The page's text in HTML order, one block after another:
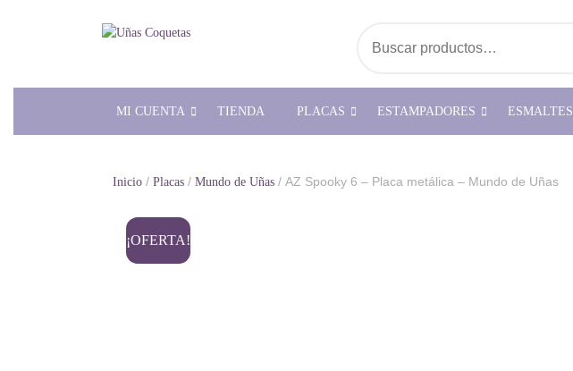
MI CUENTA TIENDA PLACAS ESTAMPADORES ESMALTES
Inicio / Placas / Mundo de Uñas / AZ Spooky 6 – Placa metálica – Mundo de Uñas
¡OFERTA!